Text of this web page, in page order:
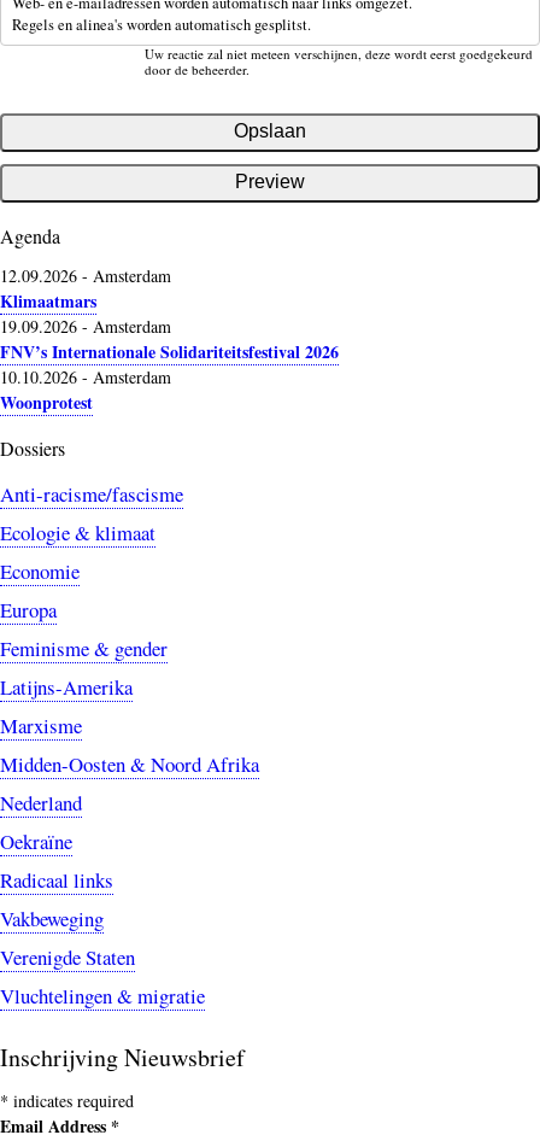
Regels en alinea's worden automatisch gesplitst.
Uw reactie zal niet meteen verschijnen, deze wordt eerst goedgekeurd
door de beheerder.
Agenda
12.09.2026 - Amsterdam
Klimaatmars
19.09.2026 - Amsterdam
FNV’s Internationale Solidariteitsfestival 2026
10.10.2026 - Amsterdam
Woonprotest
Dossiers
Anti-racisme/fascisme
Ecologie & klimaat
Economie
Europa
Feminisme & gender
Latijns-Amerika
Marxisme
Midden-Oosten & Noord Afrika
Nederland
Oekraïne
Radicaal links
Vakbeweging
Verenigde Staten
Vluchtelingen & migratie
Inschrijving Nieuwsbrief
* indicates required
Email Address *